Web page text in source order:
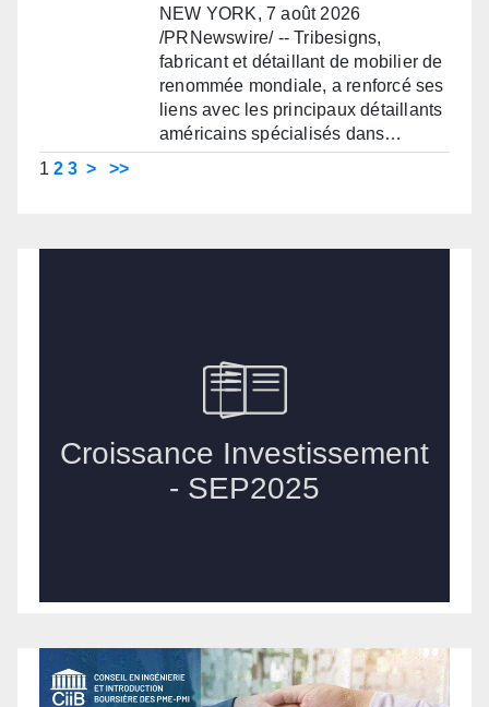
NEW YORK, 7 août 2026
/PRNewswire/ -- Tribesigns,
fabricant et détaillant de mobilier de
renommée mondiale, a renforcé ses
liens avec les principaux détaillants
américains spécialisés dans…
1 2 3 > >>